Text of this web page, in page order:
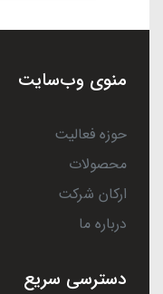
منوی وب‌سایت
حوزه فعالیت
محصولات
ارکان شرکت
درباره ما
دسترسی سریع